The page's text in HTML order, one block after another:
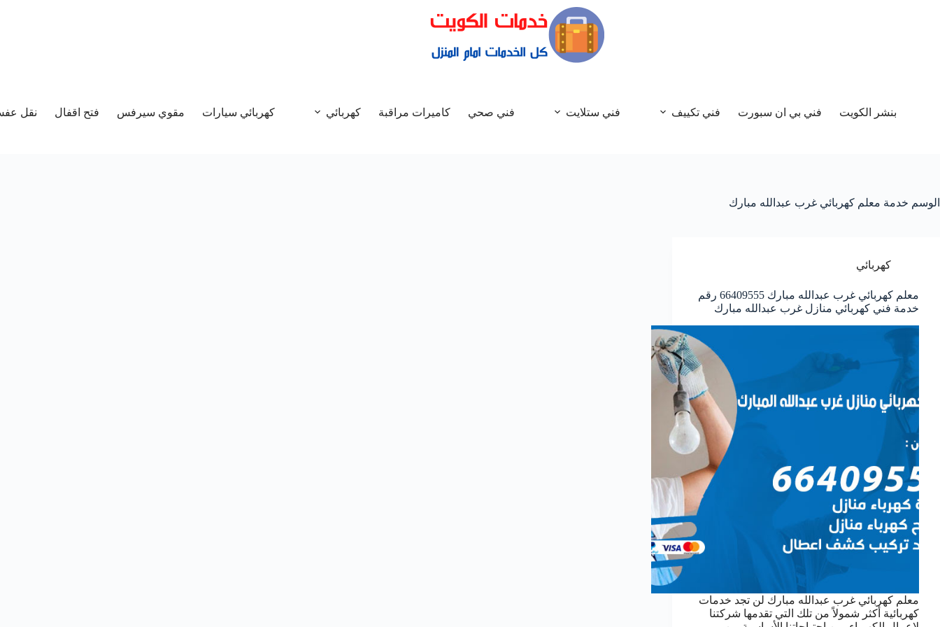
بنشر الكويت فني بي ان سبورت فني تكييف فني ستلايت فني صحي كاميرات مراقبة كهربائي كهربائي سيارات مقوي سيرفس فتح اقفال نقل
الوسم خدمة معلم كهربائي غرب عبدالله مبارك
كهربائي
معلم كهربائي غرب عبدالله مبارك 66409555 رقم
خدمة فني كهربائي منازل غرب عبدالله مبارك
معلم كهربائي غرب عبدالله مبارك لن تجد خدمات
كهربائية أكثر شمولاً من تلك التي تقدمها شركتنا